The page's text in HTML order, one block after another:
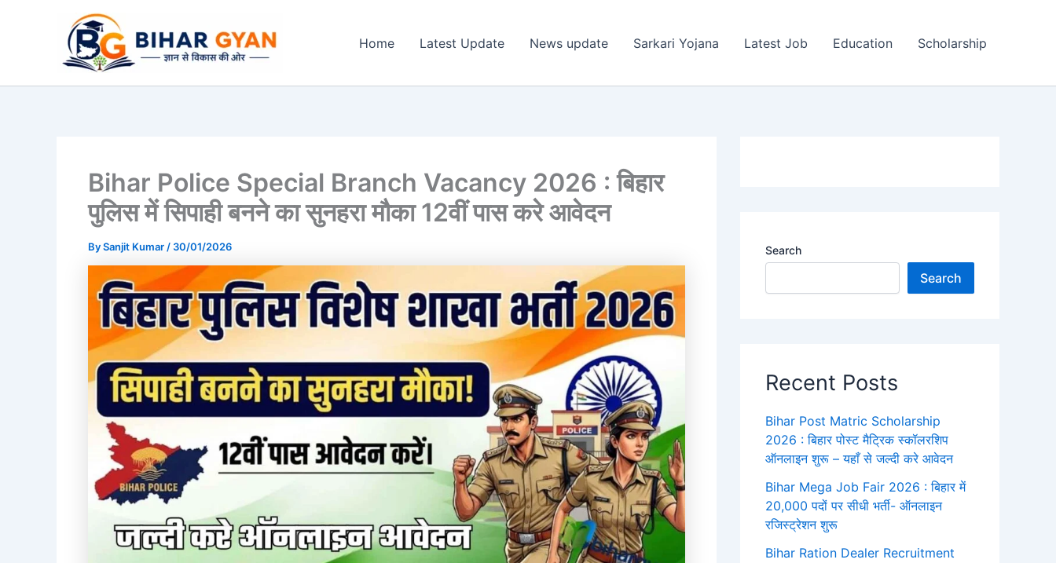
Home Latest Update News update Sarkari Yojana Latest Job Education Scholarship
Bihar Police Special Branch Vacancy 2026 : बिहार
पुलिस में सिपाही बनने का सुनहरा मौका 12वीं पास करे आवेदन
BySanjit Kumar /30/01/2026 Search
Search
Recent Posts
Bihar Post Matric Scholarship
2026 : बिहार पोस्ट मैट्रिक स्कॉलरशिप
ऑनलाइन शुरू – यहाँ से जल्दी करे आवेदन
Bihar Mega Job Fair 2026 : बिहार में
20,000 पदों पर सीधी भर्ती- ऑनलाइन
रजिस्ट्रेशन शुरू
Bihar Ration Dealer Recruitment